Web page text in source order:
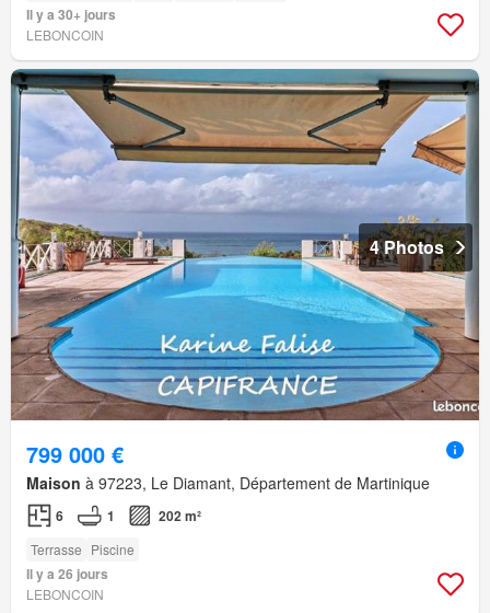
Il y a 30+ jours
LEBONCOIN
4 Photos
799 000 €
Maison à 97223, Le Diamant, Département de Martinique
6 1 202 m²
Terrasse Piscine
Il y a 26 jours
LEBONCOIN